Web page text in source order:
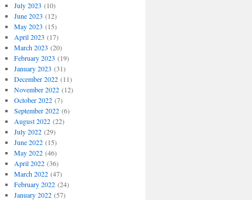
July 2023 (10)
June 2023 (12)
May 2023 (15)
April 2023 (17)
March 2023 (20)
February 2023 (19)
January 2023 (31)
December 2022(11)
November 2022(12)
October 2022(7)
September 2022(6)
August 2022(22)
July 2022(29)
June 2022(15)
May 2022(46)
April 2022(36)
March 2022(47)
February 2022(24)
January 2022(57)